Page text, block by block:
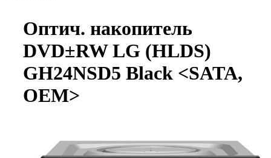
Оптич. накопитель
DVD±RW LG (HLDS)
GH24NSD5 Black <SATA,
OEM>